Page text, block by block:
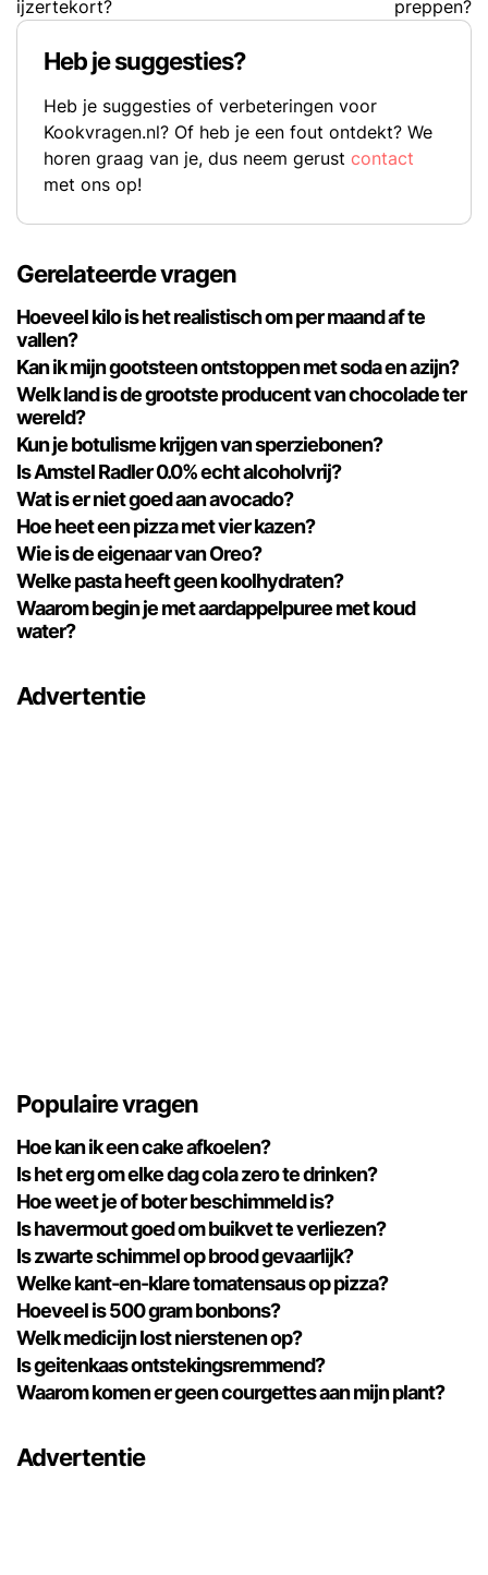
ijzertekort?
preppen?
Heb je suggesties?
Heb je suggesties of verbeteringen voor
Kookvragen.nl? Of heb je een fout ontdekt? We
horen graag van je, dus neem gerust contact
met ons op!
Gerelateerde vragen
Hoeveel kilo is het realistisch om per maand af te
vallen?
Kan ik mijn gootsteen ontstoppen met soda en azijn?
Welk land is de grootste producent van chocolade ter
wereld?
Kun je botulisme krijgen van sperziebonen?
Is Amstel Radler 0.0% echt alcoholvrij?
Wat is er niet goed aan avocado?
Hoe heet een pizza met vier kazen?
Wie is de eigenaar van Oreo?
Welke pasta heeft geen koolhydraten?
Waarom begin je met aardappelpuree met koud
water?
Advertentie
Populaire vragen
Hoe kan ik een cake afkoelen?
Is het erg om elke dag cola zero te drinken?
Hoe weet je of boter beschimmeld is?
Is havermout goed om buikvet te verliezen?
Is zwarte schimmel op brood gevaarlijk?
Welke kant-en-klare tomatensaus op pizza?
Hoeveel is 500 gram bonbons?
Welk medicijn lost nierstenen op?
Is geitenkaas ontstekingsremmend?
Waarom komen er geen courgettes aan mijn plant?
Advertentie